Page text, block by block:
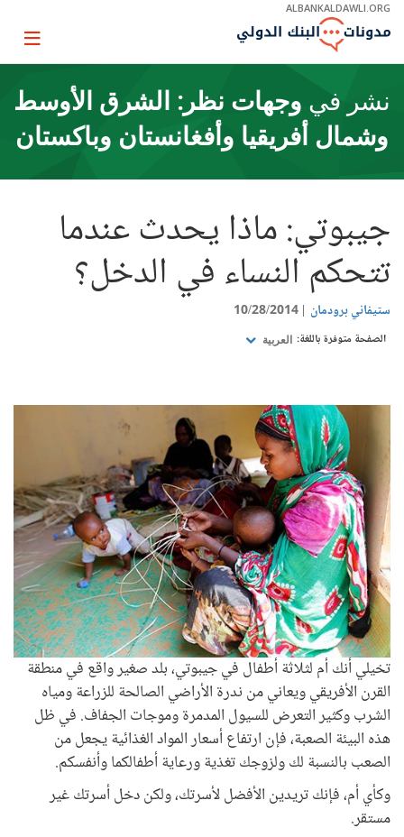
Skip
Main
ALBANKALDAWLI.ORG
Page
نشر في وجهات نظر: الشرق الأوسط
وشمال أفريقيا وأفغانستان وباكستان
جيبوتي: ماذا يحدث عندما
تتحكم النساء في الدخل؟
ستيفاني برودمان 10/28/2014
الصفحة متوفرة باللغة: العربية
تخيلي أنك أم لثلاثة أطفال في جيبوتي، بلد صغير واقع في منطقة
القرن الأفريقي ويعاني من ندرة الأراضي الصالحة للزراعة ومياه
الشرب وكثير التعرض للسيول المدمرة وموجات الجفاف. في ظل
هذه البيئة الصعبة، فإن ارتفاع أسعار المواد الغذائية يجعل من
الصعب بالنسبة لك ولزوجك تغذية ورعاية أطفالكما وأنفسكم.
وكأي أم، فإنك تريدين الأفضل لأسرتك، ولكن دخل أسرتك غير
مستقر.